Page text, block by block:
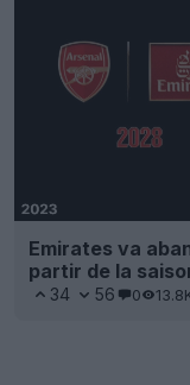
Emirates va
partir de la
34 56 0